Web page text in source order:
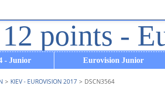
- Junior Eurovision Junior
> KIEV - EUROVISION 2017 > DSCN3564